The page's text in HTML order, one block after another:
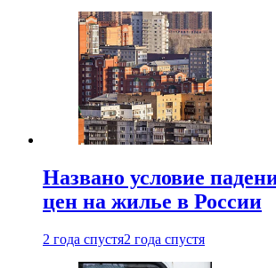
Названо условие
цен на жилье в России
2 года спустя2 года спустя